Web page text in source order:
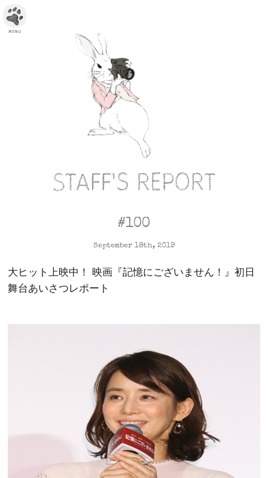
#100
September 18th, 2019
大ヒット上映中！ 映画『記憶にございません！』初日
舞台あいさつレポート